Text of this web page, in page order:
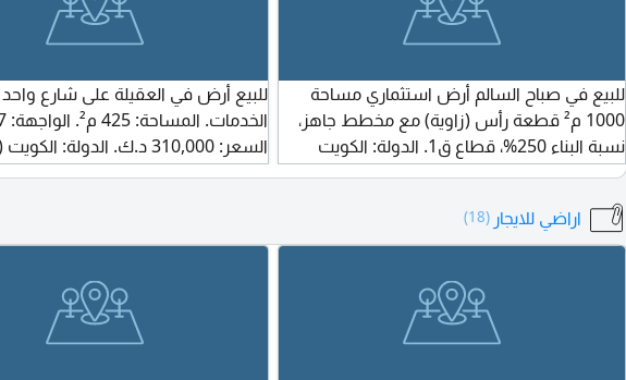
للبيع في صباح السالم أرض استثماري مساحة
1000 م² قطعة رأس (زاوية) مع مخطط جاهز،
نسبة البناء 250%، قطاع ق1. الدولة: الكويت
(Q8).
للبيع أرض في العقيلة على شارع
السعر: 310,000 د.ك. الدولة: الكويت (Q8)
اراضي للايجار (18)